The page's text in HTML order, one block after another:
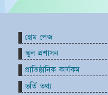
হোম পেজ
স্কুল প্রশাসন
প্রাতিষ্ঠানিক কার্যকম
ভর্তি তথ্য